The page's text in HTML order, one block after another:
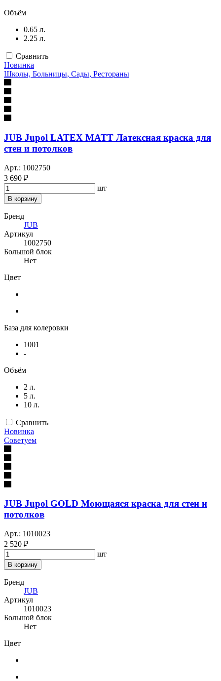
Объём
0.65 л.
2.25 л.
Сравнить
Новинка
Школы, Больницы, Сады, Рестораны
JUB Jupol LATEX MATT Латексная краска для
стен и потолков
Арт.: 1002750
3 690 ₽
шт
В корзину
Бренд
JUB
Артикул
1002750
Большой блок
Нет
Цвет
База для колеровки
1001
-
Объём
2 л.
5 л.
10 л.
Сравнить
Новинка
Советуем
JUB Jupol GOLD Моющаяся краска для стен и
потолков
Арт.: 1010023
2 520 ₽
шт
В корзину
Бренд
JUB
Артикул
1010023
Большой блок
Нет
Цвет